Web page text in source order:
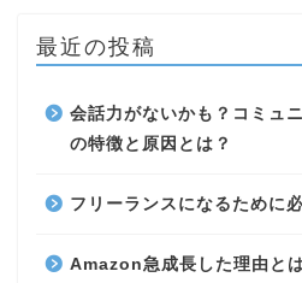
最近の投稿
会話力がないかも？コミュ
の特徴と原因とは？
フリーランスになるために
Amazon急成長した理由と